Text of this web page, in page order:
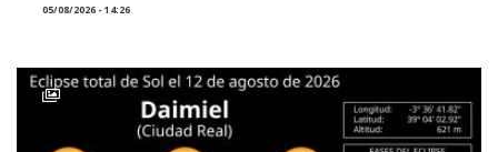
05/08/2026 - 14:26